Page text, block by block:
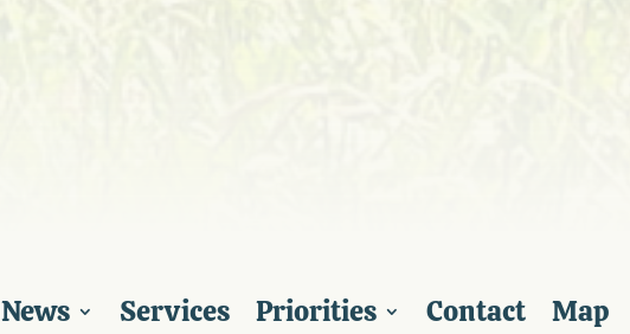
News Services Priorities Contact Map